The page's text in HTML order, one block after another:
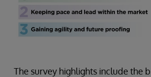
The survey highlights include the